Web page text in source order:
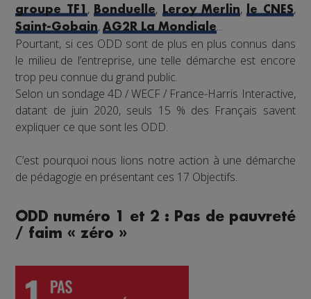
groupe TF1 , Bonduelle, Leroy Merlin, le CNES,
Saint-Gobain,AG2R La Mondiale...
Pourtant, si ces ODD sont de plus en plus connus dans
le milieu de l’entreprise, une telle démarche est encore
trop peu connue du grand public.
Selon un sondage 4D / WECF / France-Harris Interactive,
datant de juin 2020, seuls 15 % des Français savent
expliquer ce que sont les ODD.
C’est pourquoi nous lions notre action à une démarche
de pédagogie en présentant ces 17 Objectifs.
ODD numéro 1 et 2 : Pas de pauvreté
/ faim « zéro »